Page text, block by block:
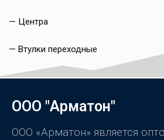
— Центра
— Втулки переходные
ООО "Арматон"
ООО «Арматон» является